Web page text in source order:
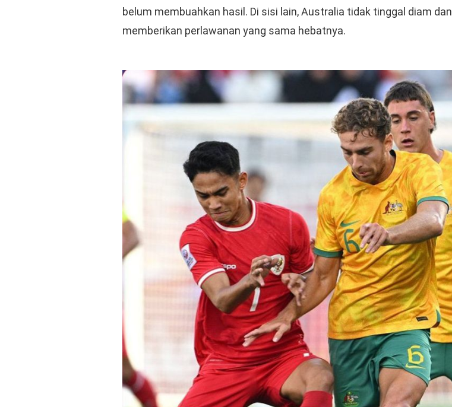
belum membuahkan hasil. Di sisi lain, Australia tidak tinggal diam dan
memberikan perlawanan yang sama hebatnya.